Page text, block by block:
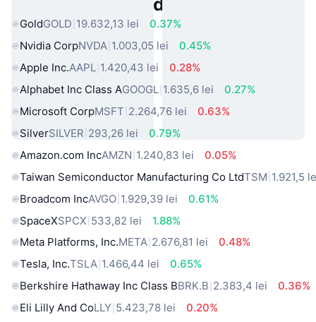
Active Populare din Lumea Reală
GoldGOLD 19.632,13 lei
0.37%
Nvidia CorpNVDA 1.003,05 lei
0.45%
Apple Inc.AAPL 1.420,43 lei
0.28%
Alphabet Inc Class AGOOGL 1.635,6 lei
0.27%
Microsoft CorpMSFT 2.264,76 lei
0.63%
SilverSILVER 293,26 lei
0.79%
Amazon.com IncAMZN 1.240,83 lei
0.05%
Taiwan Semiconductor Manufacturing Co LtdTSM 1.921,5
Broadcom IncAVGO 1.929,39 lei
0.61%
SpaceXSPCX 533,82 lei
1.88%
Meta Platforms, Inc.META 2.676,81 lei
0.48%
Tesla, Inc.TSLA 1.466,44 lei
0.65%
Berkshire Hathaway Inc Class BBRK.B 2.383,4 lei
0.36%
Eli Lilly And CoLLY 5.423,78 lei
0.20%